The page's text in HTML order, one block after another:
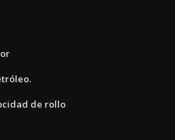
de rollo